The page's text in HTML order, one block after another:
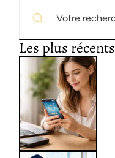
Les plus récents